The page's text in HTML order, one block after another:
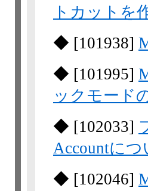
トカットを
◆ [101938]
◆ [101995]
ックモード
◆ [102033]
Accountに
◆ [102046]